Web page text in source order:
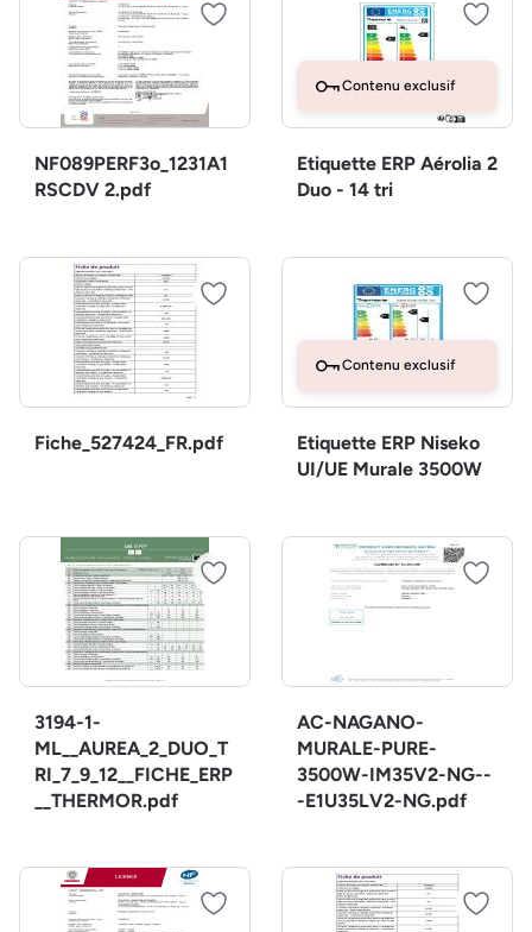
NF089PERF3o_1231A1
RSCDV 2.pdf
Contenu exclusif
Etiquette ERP Aérolia 2
Duo - 14 tri
Fiche_527424_FR.pdf
Contenu exclusif
Etiquette ERP Niseko
UI/UE Murale 3500W
3194-1-
ML__AUREA_2_DUO_T
RI_7_9_12__FICHE_ERP
__THERMOR.pdf
AC-NAGANO-
MURALE-PURE-
3500W-IM35V2-NG--
-E1U35LV2-NG.pdf